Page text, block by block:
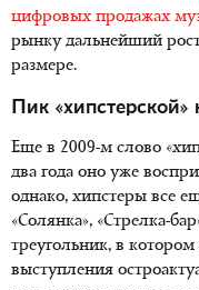
цифровых продажах
рынку дальнейший
размере.
Пик
Еще в 2009-м слово
два года оно уже
однако, хипстеры все
«Солянка», «Стрелка-
треугольник, в
выступления